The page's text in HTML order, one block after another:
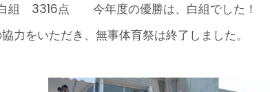
3316点 今年度の優勝は、白組でした！
力をいただき、無事体育祭は終了しました。